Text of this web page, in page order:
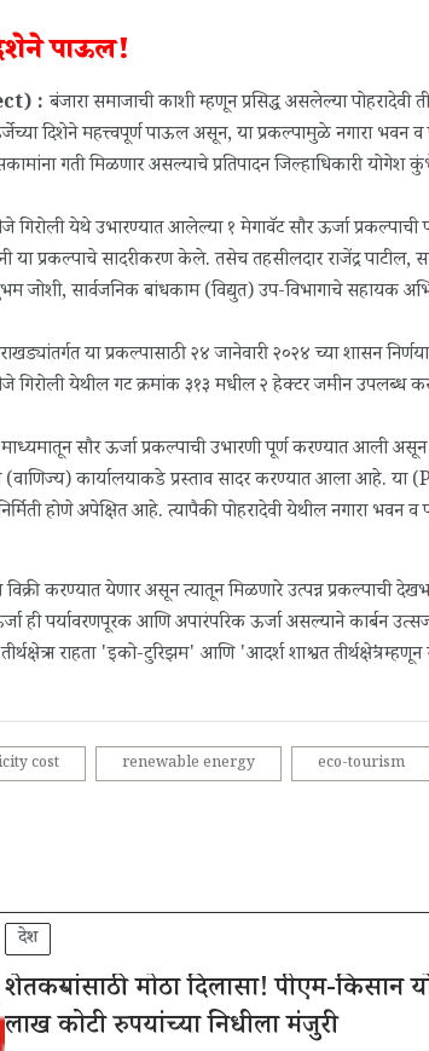
पाऊल!
:बंजारा समाजाची काशी म्हणून प्रसिद्ध असलेल्या पोहरादेवी
दिशेने महत्त्वपूर्ण पाऊल असून, या प्रकल्पामुळे नगारा भवन
गती मिळणार असल्याचे प्रतिपादन जिल्हाधिकारी योगेश
गिरोली येथे उभारण्यात आलेल्या १ मेगावॅट सौर ऊर्जा
या प्रकल्पाचे सादरीकरण केले. तसेच तहसीलदार राजेंद्र
जोशी, सार्वजनिक बांधकाम (विद्युत) उप-विभागाचे सहायक
या प्रकल्पासाठी २४ जानेवारी २०२४ च्या शासन
गिरोली येथील गट क्रमांक ३१३ मधील २ हेक्टर जमीन उपलब्ध
सौर ऊर्जा प्रकल्पाची उभारणी पूर्ण करण्यात आली
(वाणिज्य) कार्यालयाकडे प्रस्ताव सादर करण्यात आला
होणे अपेक्षित आहे. त्यापैकी पोहरादेवी येथील नगारा भवन
करण्यात येणार असून त्यातून मिळणारे उत्पन्न प्रकल्पाची
ही पर्यावरणपूरक आणि अपारंपरिक ऊर्जा असल्याने कार्बन
न राहता 'इको-टुरिझम' आणि 'आदर्श शाश्वत तीर्थक्षेत्र'
cost renewable energy eco-tourism
देश
शेतकऱ्यांसाठी मोठा दिलासा! पीएम-किसान
लाख कोटी रुपयांच्या निधीला मंजुरी